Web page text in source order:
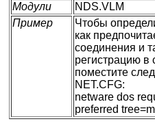
Модули
NDS.VLM
Пример
Чтобы
как
соединения и
регистрацию в
поместите
NET.CFG:
netware dos
preferred